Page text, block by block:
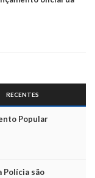
RECENTES
Popular
Polícia são